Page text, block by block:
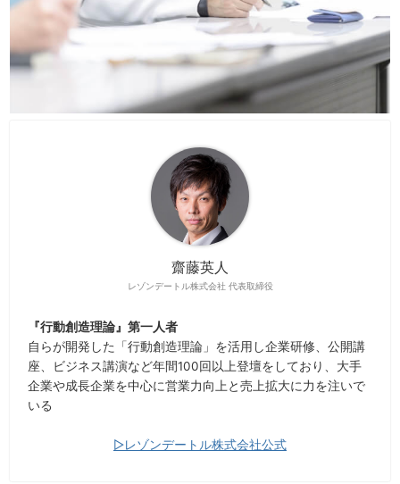
齋藤英人
レゾンデートル株式会社 代表取締役
『行動創造理論』第一人者
自らが開発した「行動創造理論」を活用し企業研修、公開講
座、ビジネス講演など年間100回以上登壇をしており、大手
企業や成長企業を中心に営業力向上と売上拡大に力を注いで
いる
▷レゾンデートル株式会社公式